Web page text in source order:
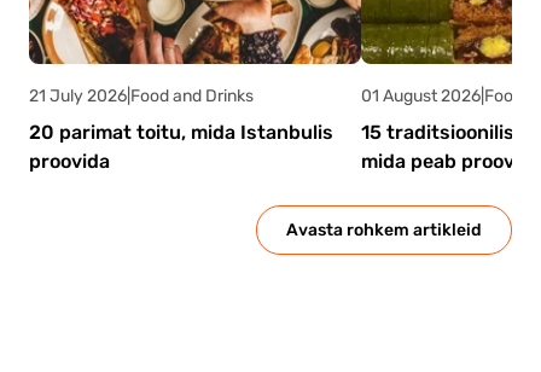
Avasta rohkem artikleid
21 July 2026 Food and Drinks
20 parimat toitu, mida Istanbulis
proovida
01 August 2026 Food
15 traditsioonilist
mida peab